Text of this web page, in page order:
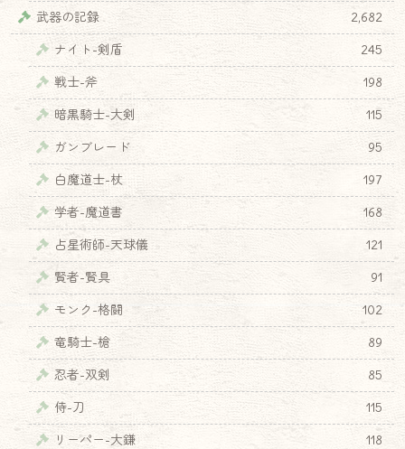
武器の記録
2,682
ナイト-剣盾
245
戦士-斧
198
暗黒騎士-大剣
115
ガンブレード
95
白魔道士-杖
197
学者-魔道書
168
占星術師-天球儀
121
賢者-賢具
91
モンク-格闘
102
竜騎士-槍
89
忍者-双剣
85
侍-刀
115
リーパー-大鎌
118